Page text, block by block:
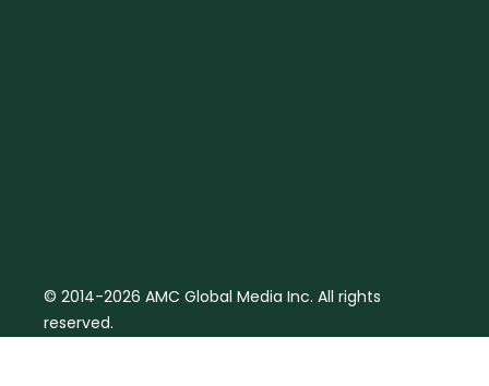
© 2014-2026 AMC Global Media Inc. All rights
reserved.